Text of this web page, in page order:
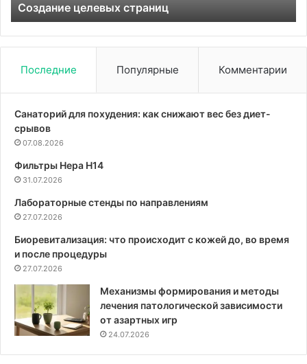
Создание целевых страниц
Последние Популярные Комментарии
Санаторий для похудения: как снижают вес без диет-
срывов
07.08.2026
Фильтры Hepa Н14
31.07.2026
Лабораторные стенды по направлениям
27.07.2026
Биоревитализация: что происходит с кожей до, во время
и после процедуры
27.07.2026
Механизмы формирования и методы
лечения патологической зависимости
от азартных игр
24.07.2026